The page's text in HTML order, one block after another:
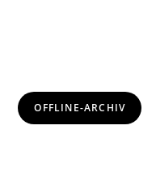
OFFLINE-ARCHIV